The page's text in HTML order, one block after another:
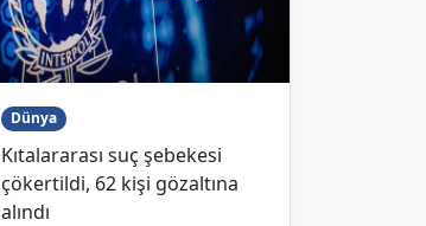
Dünya
Kıtalararası suç şebekesi
çökertildi, 62 kişi gözaltına
alındı